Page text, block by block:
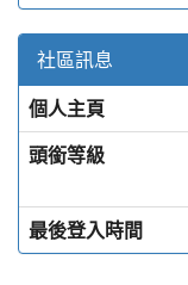
社區訊息
個人主頁
頭銜等級
最後登入時間